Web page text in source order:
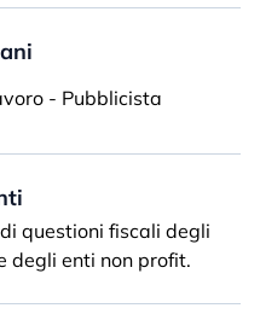
- Pubblicista
questioni fiscali degli
degli enti non profit.